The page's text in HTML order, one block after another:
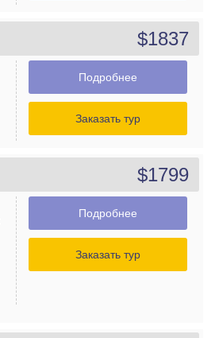
$1837
Подробнее
Заказать тур
$1799
Подробнее
Заказать тур